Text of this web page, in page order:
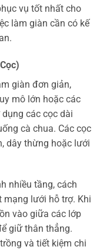
vụ tốt nhất cho
làm giàn cần có kế
giàn đơn giản,
mô lớn hoặc các
các cọc dài
cà chua. Các cọc
dây thừng hoặc lưới
nhiều tầng, cách
mạng lưới hỗ trợ. Khi
vào giữa các lớp
giữ thân thẳng.
và tiết kiệm chi